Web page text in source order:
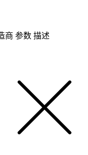
商 参数 描述